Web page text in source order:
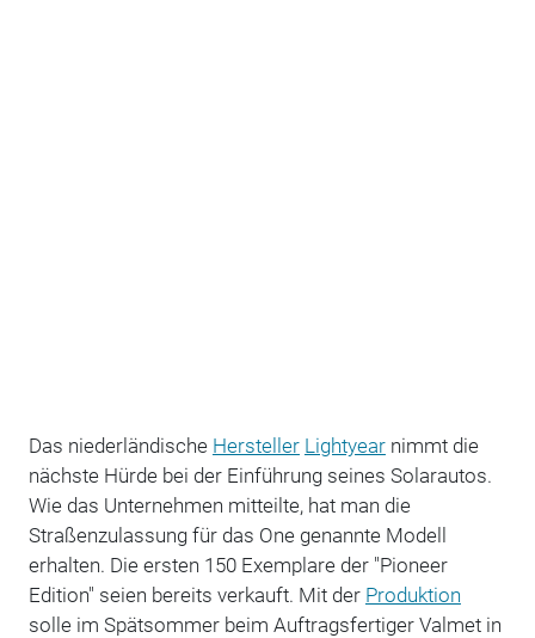
Das niederländische Hersteller Lightyearnimmt die
nächste Hürde bei der Einführung seines Solarautos.
Wie das Unternehmen mitteilte, hat man die
Straßenzulassung für das One genannte Modell
erhalten. Die ersten 150 Exemplare der "Pioneer
Edition" seien bereits verkauft. Mit der Produktion
solle im Spätsommer beim Auftragsfertiger Valmet in